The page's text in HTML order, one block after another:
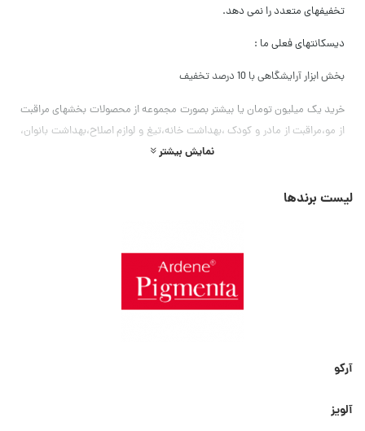
تخفیفهای متعدد را نمی دهد.
دیسکانتهای فعلی ما :
بخش ابزار آرایشگاهی با 10 درصد تخفیف
خرید یک میلیون تومان یا بیشتر بصورت مجموعه از محصولات بخشهای مراقبت
از مو،مراقبت از مادر و کودک ،بهداشت خانه،تیغ و لوازم اصلاح،بهداشت بانوان،
مام رول و استیک، اسپری و دئودورانت ها، آقایان و بهداشت و سلامت خانواده
خرید دو میلیون یا بیشتر از مجموعه محصولات فروشگاه با 5 درصد تخفیف.
ارسال رایگان برای خریدهای 1800000 تومان یا بیشتر از محصولات
آدینه اعلام خواهد شد.
خرید ده قلم یا بیشتر از محصولات فروشگاه نرولی در یک سفارش
نمایش بیشتر
لیست برندها
آرکو
آلویز